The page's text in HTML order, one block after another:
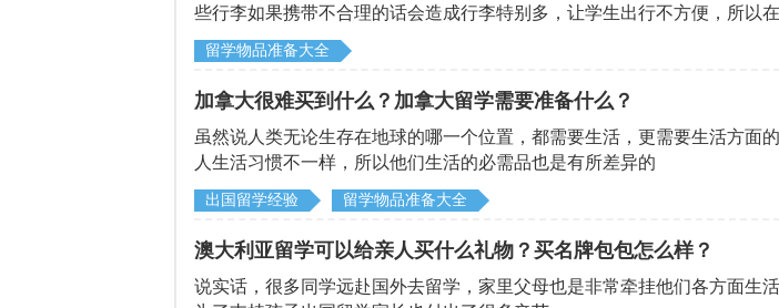
些行李如果携带不合理的话会造成行李特别多，让学生出行不方便，所以
一些技巧的
留学物品准备大全
加拿大很难买到什么？加拿大留学需要准备什么？
虽然说人类无论生存在地球的哪一个位置，都需要生活，更需要生活方面
人生活习惯不一样，所以他们生活的必需品也是有所差异的
出国留学经验 留学物品准备大全
澳大利亚留学可以给亲人买什么礼物？买名牌包包怎么样？
说实话，很多同学远赴国外去留学，家里父母也是非常牵挂他们各方面生